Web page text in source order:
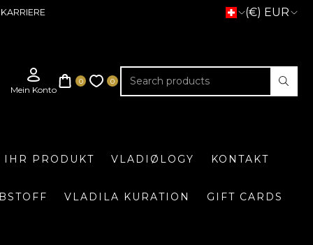
KARRIERE (€) EUR
IHR PRODUKT VLADIØLOGY KONTAKT
VLADILA KURATION GIFT CARDS